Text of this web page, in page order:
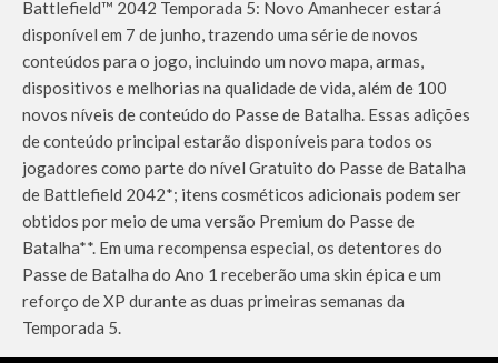
Battlefield™ 2042 Temporada 5: Novo Amanhecer estará
disponível em 7 de junho, trazendo uma série de novos
conteúdos para o jogo, incluindo um novo mapa, armas,
dispositivos e melhorias na qualidade de vida, além de 100
novos níveis de conteúdo do Passe de Batalha. Essas adições
de conteúdo principal estarão disponíveis para todos os
jogadores como parte do nível Gratuito do Passe de Batalha
de Battlefield 2042*; itens cosméticos adicionais podem ser
obtidos por meio de uma versão Premium do Passe de
Batalha**. Em uma recompensa especial, os detentores do
Passe de Batalha do Ano 1 receberão uma skin épica e um
reforço de XP durante as duas primeiras semanas da
Temporada 5.